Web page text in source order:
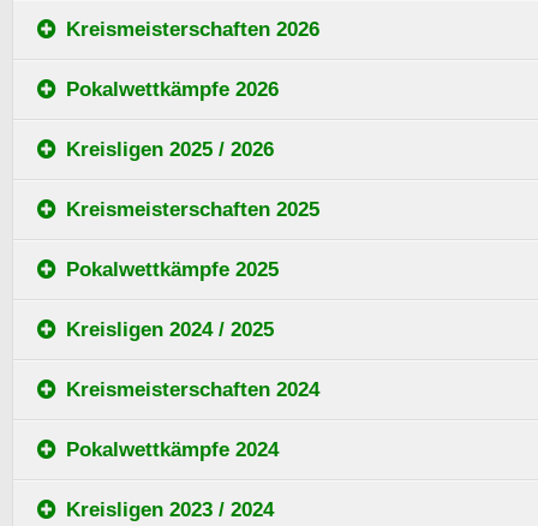
Kreismeisterschaften 2026
Pokalwettkämpfe 2026
Kreisligen 2025 / 2026
Kreismeisterschaften 2025
Pokalwettkämpfe 2025
Kreisligen 2024 / 2025
Kreismeisterschaften 2024
Pokalwettkämpfe 2024
Kreisligen 2023 / 2024